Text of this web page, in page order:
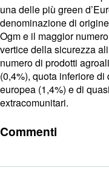
una delle più green
denominazione di
Ogm e il maggior
vertice della sicurezza
numero di prodotti
(0,4%), quota inferiore
europea (1,4%) e di
extracomunitari.
Commenti